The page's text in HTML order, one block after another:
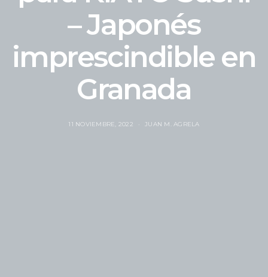
– Japonés
imprescindible en
Granada
11 NOVIEMBRE, 2022 JUAN M. AGRELA